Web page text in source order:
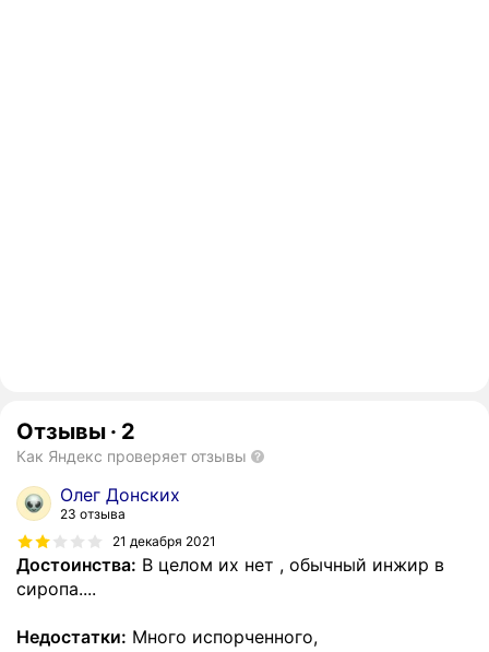
Отзывы · 2
Как Яндекс проверяет отзывы
Олег Донских
23 отзыва
21 декабря 2021
Достоинства: В целом их нет , обычный инжир в
сиропа....
Недостатки: Много испорченного,